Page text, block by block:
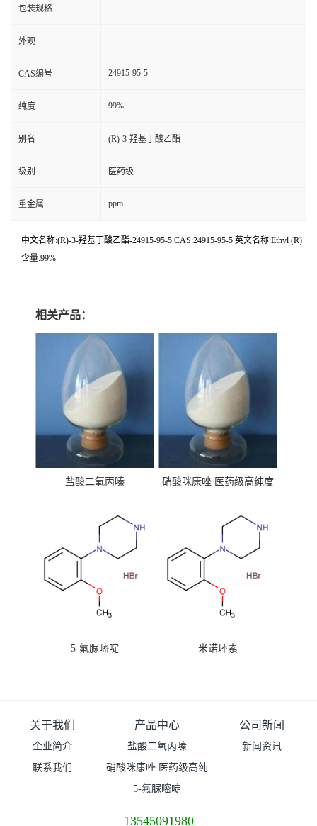
包装规格
外观
CAS编号 24915-95-5
纯度 99%
别名 (R)-3-羟基丁酸乙酯
级别 医药级
重金属 ppm
中文名称:(R)-3-羟基丁酸乙酯-24915-95-5 CAS:24915-95-5 英文名称:Ethyl (R)
含量:99%
相关产品：
盐酸二氧丙嗪
硝酸咪康唑 医药级高纯度
5-氟脲嘧啶 米诺环素
关于我们
企业简介
联系我们
产品中心
盐酸二氧丙嗪
硝酸咪康唑 医药级高纯
度99%原粉
5-氟脲嘧啶
公司新闻
新闻资讯
13545091980